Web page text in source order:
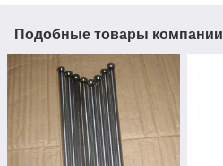
Подобные товары компании